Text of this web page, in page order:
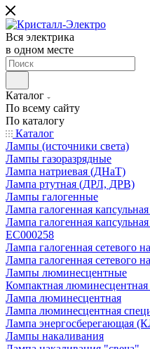
Вся электрика
в одном месте
Каталог
По всему сайту
По каталогу
Каталог
Лампы (источники света)
Лампы газоразрядные
Лампа натриевая (ДНаТ)
Лампа ртутная (ДРЛ, ДРВ)
Лампы галогенные
Лампа галогенная
Лампа галогенная
EC000258
Лампа галогенная сетевого
Лампа галогенная сетевого
Лампы люминесцентные
Компактная
Лампа люминесцентная
Лампа люминесцентная
Лампа энергосберегающая
Лампы накаливания